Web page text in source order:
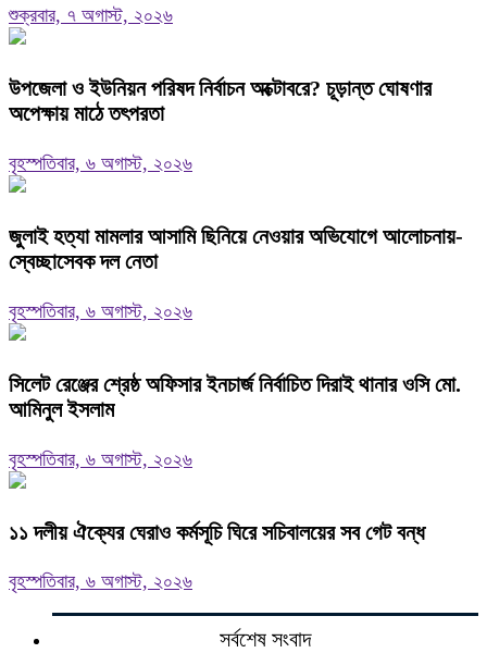
শুক্রবার, ৭ অগাস্ট, ২০২৬
উপজেলা ও ইউনিয়ন পরিষদ নির্বাচন অক্টোবরে? চূড়ান্ত ঘোষণার
অপেক্ষায় মাঠে তৎপরতা
বৃহস্পতিবার, ৬ অগাস্ট, ২০২৬
জুলাই হত্যা মামলার আসামি ছিনিয়ে নেওয়ার অভিযোগে আলোচনায়-
স্বেচ্ছাসেবক দল নেতা
বৃহস্পতিবার, ৬ অগাস্ট, ২০২৬
‎সিলেট রেঞ্জের শ্রেষ্ঠ অফিসার ইনচার্জ নির্বাচিত দিরাই থানার ওসি মো.
আমিনুল ইসলাম
বৃহস্পতিবার, ৬ অগাস্ট, ২০২৬
‎১১ দলীয় ঐক্যের ঘেরাও কর্মসূচি ঘিরে সচিবালয়ের সব গেট বন্ধ
বৃহস্পতিবার, ৬ অগাস্ট, ২০২৬
সর্বশেষ সংবাদ